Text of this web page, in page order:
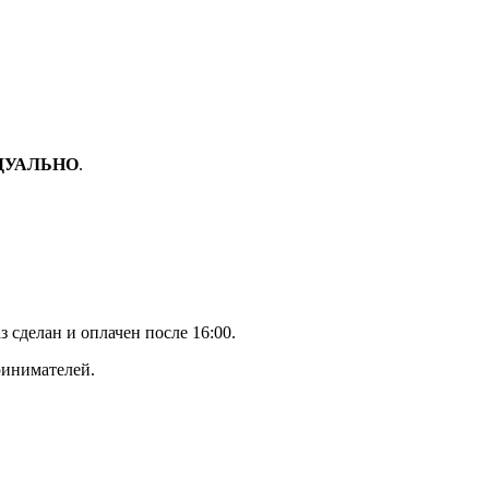
.
сделан и оплачен после 16:00.